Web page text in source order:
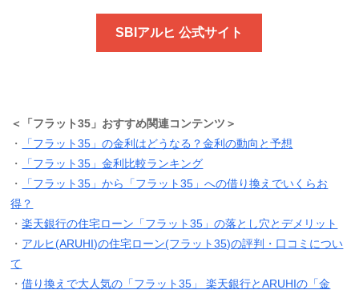
SBIアルヒ 公式サイト
＜「フラット35」おすすめ関連コンテンツ＞
・
「フラット35」の金利はどうなる？金利の動向と予想
・
「フラット35」金利比較ランキング
・
「フラット35」から「フラット35」への借り換えでいくらお
得？
・楽天銀行の住宅ローン「フラット35」の落とし穴とデメリット
・ アルヒ(ARUHI)の住宅ローン(フラット35)の評判・口コミについ
て
・借り換えで大人気の「フラット35」 楽天銀行とARUHIの「金